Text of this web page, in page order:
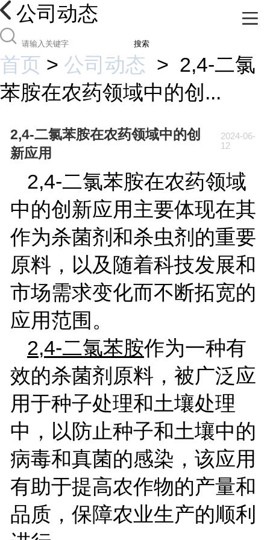
公司动态
搜索
首页 > 公司动态 > 2,4-二氯
苯胺在农药领域中的创...
2,4-二氯苯胺在农药领域中的创
新应用
2024-06-
12
2,4-二氯苯胺在农药领域
中的创新应用主要体现在其
作为杀菌剂和杀虫剂的重要
原料，以及随着科技发展和
市场需求变化而不断拓宽的
应用范围。
2,4-二氯苯胺作为一种有
效的杀菌剂原料，被广泛应
用于种子处理和土壤处理
中，以防止种子和土壤中的
病毒和真菌的感染，该应用
有助于提高农作物的产量和
品质，保障农业生产的顺利